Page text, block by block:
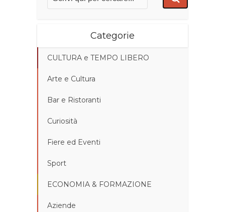
Categorie
CULTURA e TEMPO LIBERO
Arte e Cultura
Bar e Ristoranti
Curiosità
Fiere ed Eventi
Sport
ECONOMIA & FORMAZIONE
Aziende